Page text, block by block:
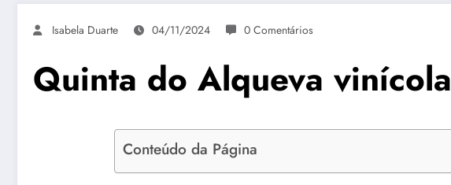
Isabela Duarte 04/11/2024 0 Comentários
Quinta do Alqueva vinícola
Conteúdo da Página